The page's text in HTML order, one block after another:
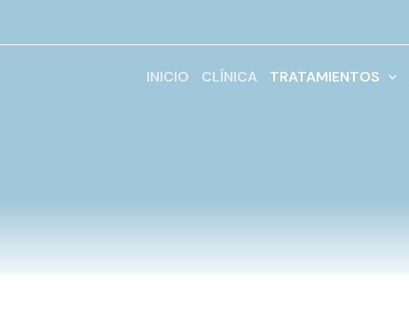
INICIO CLÍNICA TRATAMIENTOS